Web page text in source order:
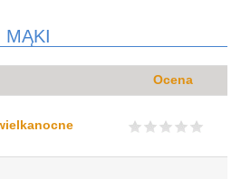
MĄKI
Ocena